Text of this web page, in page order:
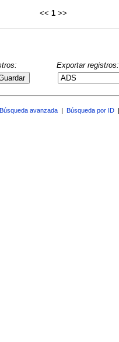
<< 1 >>
Exportar registros:
Búsqueda avanzada Búsqueda por ID